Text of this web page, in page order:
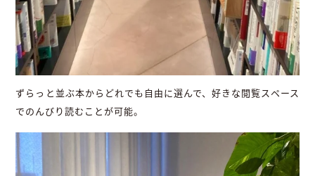
ずらっと並ぶ本からどれでも自由に選んで、好きな閲覧スペース
でのんびり読むことが可能。